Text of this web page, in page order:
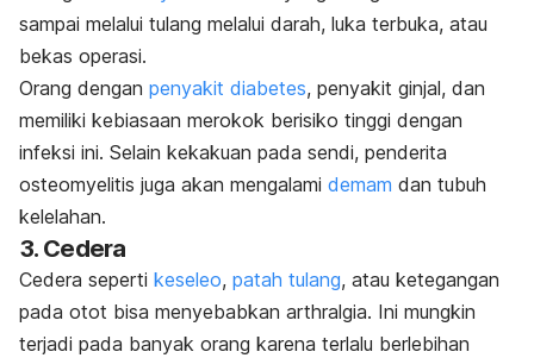
sampai melalui tulang melalui darah, luka terbuka, atau
bekas operasi.
Orang dengan penyakit diabetes, penyakit ginjal, dan
memiliki kebiasaan merokok berisiko tinggi dengan
infeksi ini. Selain kekakuan pada sendi, penderita
osteomyelitis juga akan mengalami demam dan tubuh
kelelahan.
3. Cedera
Cedera seperti keseleo, patah tulang, atau ketegangan
pada otot bisa menyebabkan arthralgia. Ini mungkin
terjadi pada banyak orang karena terlalu berlebihan